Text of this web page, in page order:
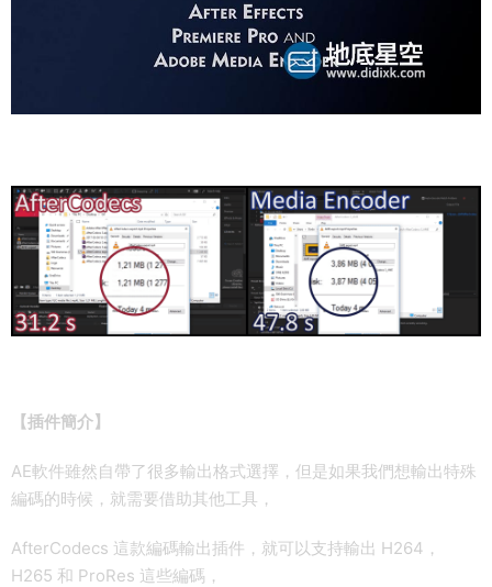
【插件簡介】
AE軟件雖然自帶了很多輸出格式選擇，但是如果我們想輸出特殊
編碼的時候，就需要借助其他工具，
AfterCodecs 這款編碼輸出插件，就可以支持輸出 H264，
H265 和 ProRes 這些編碼，